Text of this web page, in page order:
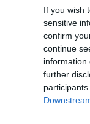
If you wish
sensitive
confirm
continue
information
further